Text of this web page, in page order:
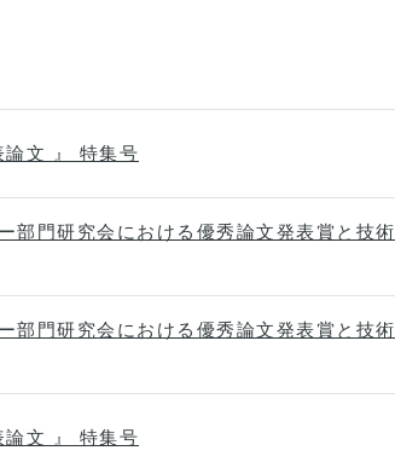
論文 』 特集号
部門研究会における優秀論文発表賞と技術
部門研究会における優秀論文発表賞と技術
論文 』 特集号